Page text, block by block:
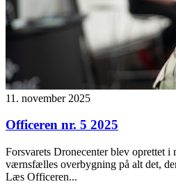
11. november 2025
Officeren nr. 5 2025
Forsvarets Dronecenter blev oprettet i
værnsfælles overbygning på alt det,
Læs Officeren...